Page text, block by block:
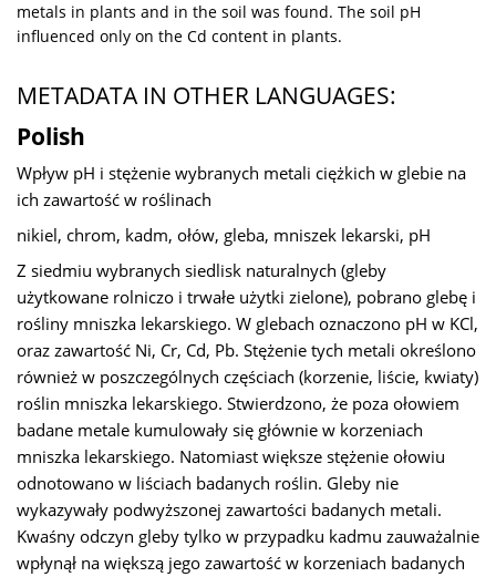
metals in plants and in the soil was found. The soil pH
influenced only on the Cd content in plants.
METADATA IN OTHER LANGUAGES:
Polish
Wpływ pH i stężenie wybranych metali ciężkich w glebie na
ich zawartość w roślinach
nikiel, chrom, kadm, ołów, gleba, mniszek lekarski, pH
Z siedmiu wybranych siedlisk naturalnych (gleby
użytkowane rolniczo i trwałe użytki zielone), pobrano glebę i
rośliny mniszka lekarskiego. W glebach oznaczono pH w KCl,
oraz zawartość Ni, Cr, Cd, Pb. Stężenie tych metali określono
również w poszczególnych częściach (korzenie, liście, kwiaty)
roślin mniszka lekarskiego. Stwierdzono, że poza ołowiem
badane metale kumulowały się głównie w korzeniach
mniszka lekarskiego. Natomiast większe stężenie ołowiu
odnotowano w liściach badanych roślin. Gleby nie
wykazywały podwyższonej zawartości badanych metali.
Kwaśny odczyn gleby tylko w przypadku kadmu zauważalnie
wpłynął na większą jego zawartość w korzeniach badanych